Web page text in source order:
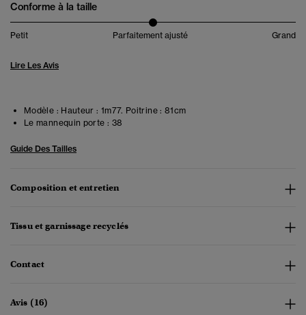
Conforme à la taille
Petit Parfaitement ajusté Grand
Lire Les Avis
Modèle : Hauteur : 1m77. Poitrine : 81cm
Le mannequin porte : 38
Guide Des Tailles
Composition et entretien
Tissu et garnissage recyclés
Contact
Avis (16)